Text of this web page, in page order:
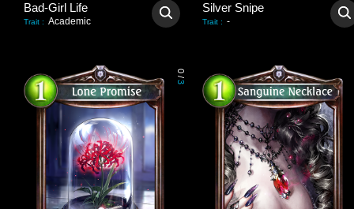
Bad-Girl Life
Trait : Academic
Silver Snipe
Trait : -
0
/
3